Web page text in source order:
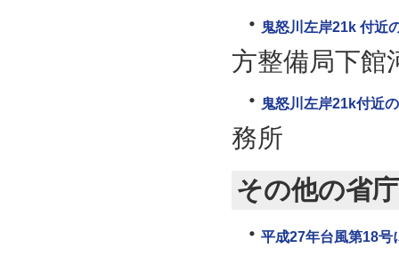
鬼怒川左岸21k 付近
方整備局下館
鬼怒川左岸21k付近
務所
その他の省庁
平成27年台風第18号